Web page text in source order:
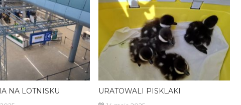
NA LOTNISKU URATOWALI PISKLAKI